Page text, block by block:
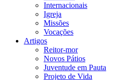
Internacionais
Igreja
Missões
Vocações
Artigos
Reitor-mor
Novos Pátios
Juventude em Pauta
Projeto de Vida